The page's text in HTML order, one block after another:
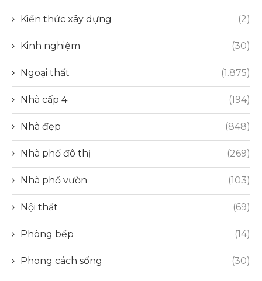
Kiến thức xây dựng (2)
Kinh nghiệm (30)
Ngoại thất (1.875)
Nhà cấp 4 (194)
Nhà đẹp (848)
Nhà phố đô thị (269)
Nhà phố vườn (103)
Nội thất (69)
Phòng bếp (14)
Phong cách sống (30)